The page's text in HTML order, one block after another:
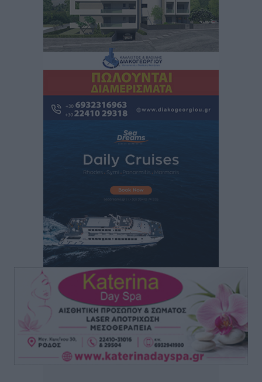
Τοπικές Ειδήσεις• πριν 3 ώρες
“Η Ευρώπη αντιμετώπιζε το προσφυγικό σαν ταινία
τρόμου” – Η συγκλονιστική μαρτυρία της Χαρούλας
Γιασιράνη στον RV για τα γεγονότα που οδήγησαν στο
Σύμφωνο της Λέρου
Τοπικές Ειδήσεις• πριν 3 ώρες
Συναυλία με τον Γιάννη Κότσιρα στις 21 Αυγούστου
αύριο Παρασκευή 7 Αυγούστου
ΑΕΡΑ: Δεν σταματάει να ενισχύεται, νέο απόκτημα ο
Μητρόπουλος
Αθλητικά• πριν 3 ώρες
Κλεάνθης: Δουλειές μετά ευχαριστιών στο γήπεδο,
ατομικό για δύο
Αθλητικά πριν 3 ώρες
Φοίβος: Εν αναμονή του Νίκου Λαζίδη